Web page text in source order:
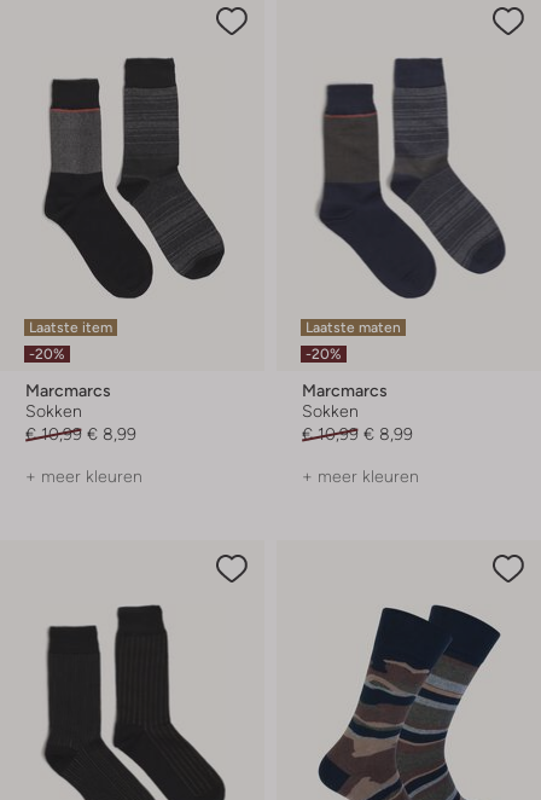
Laatste item
-20%
Marcmarcs
Sokken
€ 10,99 € 8,99
+ meer kleuren
Laatste maten
-20%
Marcmarcs
Sokken
€ 10,99 € 8,99
+ meer kleuren